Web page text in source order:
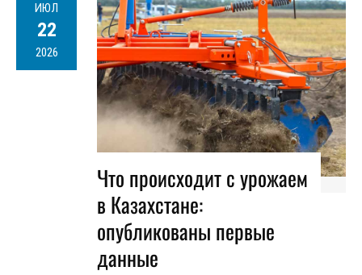
ИЮЛ
22
2026
Что происходит с урожаем
в Казахстане:
опубликованы первые
данные